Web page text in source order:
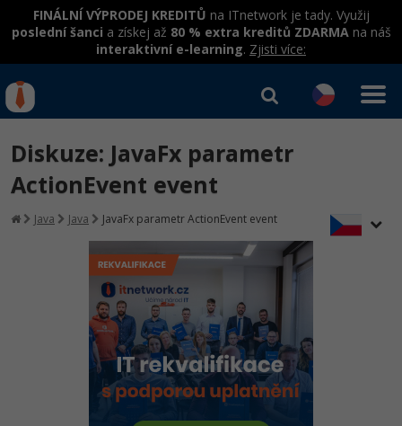
FINÁLNÍ VÝPRODEJ KREDITŮ na ITnetwork je tady. Využij
poslední šanci a získej až 80 % extra kreditů ZDARMAna náš
interaktivní e-learning. Zjisti více:
Rekvalifikace a kurzy
hrazené úřadem práce
Workshopy zdarma
Umělá inteligence v praxi
Datová analýza v praxi
Školení
Základy programování
Objektové programování - OOP
Umělá inteligence
Školení dle technologií
C# .NET
Java
Kurzy IT profesí
Junior programátor
Programátor WWW aplikací
Senior programátor
Front-end developer
Kurzy programování
Jak začít?
Java -80%
C#.NET -80%
Přihlásit se|Registrovat
Diskuze: JavaFx parametr
ActionEvent event
Java Java JavaFx parametr ActionEvent event